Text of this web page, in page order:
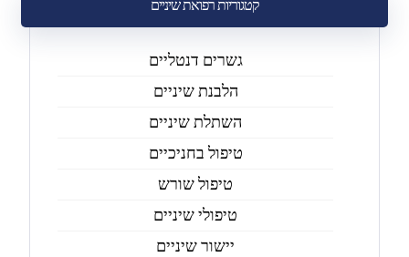
קטגוריות רפואת שיניים
גשרים דנטליים
הלבנת שיניים
השתלת שיניים
טיפול בחניכיים
טיפול שורש
טיפולי שיניים
יישור שיניים